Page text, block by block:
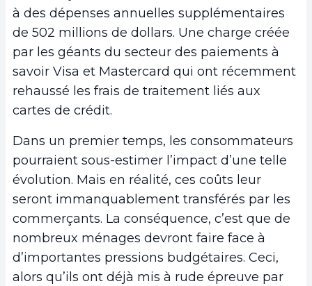
à des dépenses annuelles supplémentaires
de 502 millions de dollars. Une charge créée
par les géants du secteur des paiements à
savoir Visa et Mastercard qui ont récemment
rehaussé les frais de traitement liés aux
cartes de crédit.
Dans un premier temps, les consommateurs
pourraient sous-estimer l’impact d’une telle
évolution. Mais en réalité, ces coûts leur
seront immanquablement transférés par les
commerçants. La conséquence, c’est que de
nombreux ménages devront faire face à
d’importantes pressions budgétaires. Ceci,
alors qu’ils ont déjà mis à rude épreuve par